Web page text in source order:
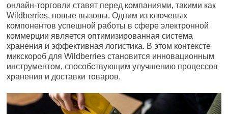
онлайн-торговли ставят перед компаниями, такими как
Wildberries, новые вызовы. Одним из ключевых
компонентов успешной работы в сфере электронной
коммерции является оптимизированная система
хранения и эффективная логистика. В этом контексте
микскороб для Wildberries становится инновационным
инструментом, способствующим улучшению процессов
хранения и доставки товаров.